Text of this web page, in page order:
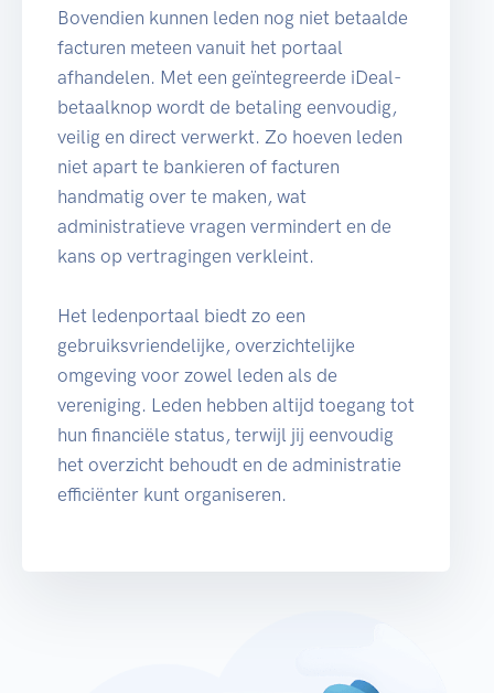
Bovendien kunnen leden nog niet betaalde
facturen meteen vanuit het portaal
afhandelen. Met een geïntegreerde iDeal-
betaalknop wordt de betaling eenvoudig,
veilig en direct verwerkt. Zo hoeven leden
niet apart te bankieren of facturen
handmatig over te maken, wat
administratieve vragen vermindert en de
kans op vertragingen verkleint.
Het ledenportaal biedt zo een
gebruiksvriendelijke, overzichtelijke
omgeving voor zowel leden als de
vereniging. Leden hebben altijd toegang tot
hun financiële status, terwijl jij eenvoudig
het overzicht behoudt en de administratie
efficiënter kunt organiseren.